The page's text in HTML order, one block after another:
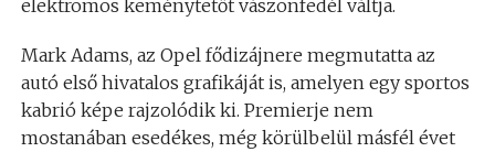
elektromos keménytetőt vászonfedél váltja.
Mark Adams, az Opel fődizájnere megmutatta az
autó első hivatalos grafikáját is, amelyen egy sportos
kabrió képe rajzolódik ki. Premierje nem
mostanában esedékes, még körülbelül másfél évet